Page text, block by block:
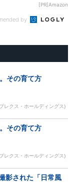
[PR]Amazon
by
その育て方
レクス・ホールディングス)
その育て方
レクス・ホールディングス)
影された「日常風